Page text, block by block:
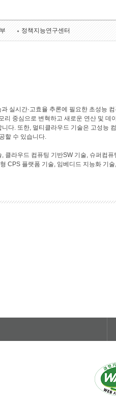
정책지능연구센터
실시간·고효율 추론에 필요한 초성능
중심으로 변혁하고 새로운 연산 및 데
다. 또한, 멀티클라우드 기술은 고성능
할 수 있습니다.
클라우드 컴퓨팅 기반SW 기술, 슈퍼컴
CPS 플랫폼 기술, 임베디드 지능화 기